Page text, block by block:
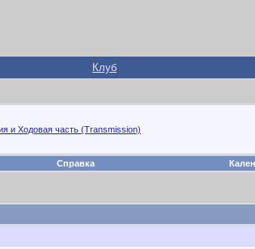
Клуб
и Ходовая часть (Transmission)
Справка